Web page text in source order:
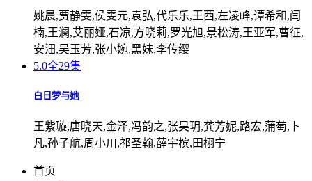
姚晨,贾静雯,侯雯元,袁弘,代乐乐,王西,左凌峰,谭希和,闫
楠,王澜,艾丽娅,石凉,方晓莉,罗光旭,景松涛,王亚军,曹征,
安沺,吴玉芳,张小婉,黑妹,李传缨
5.0全29集
白日梦与她
王紫璇,唐晓天,金泽,冯韵之,张昊玥,龚芳妮,路宏,蒲萄,卜
凡,孙子航,周小川,祁圣翰,薛宇槟,田栩宁
首页